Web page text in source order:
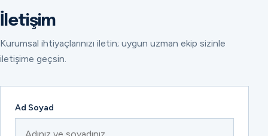
İletişim
Kurumsal ihtiyaçlarınızı iletin; uygun uzman ekip sizinle
iletişime geçsin.
Ad Soyad